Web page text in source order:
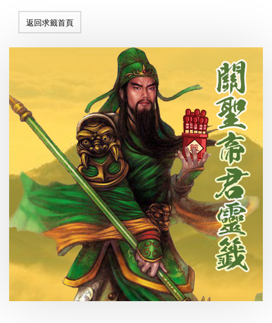
返回求籤首頁